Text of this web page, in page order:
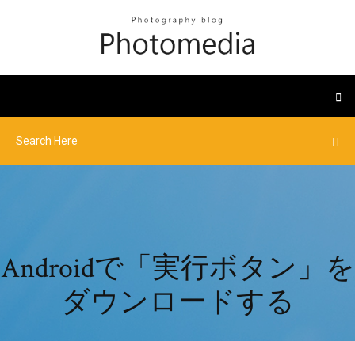
Androidで「実行ボタン」を
ダウンロードする